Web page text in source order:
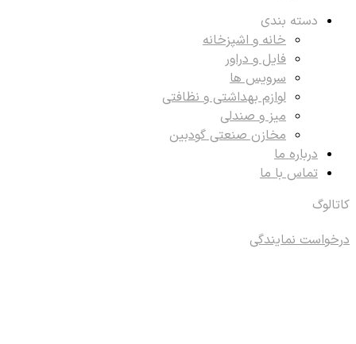
دسته بندی
خانه و اشپزخانه
فایل و دراور
سرویس ها
لوازم بهداشتی و نظافتی
میز و صندلی
مخازن صنعتی گودبین
درباره ما
تماس با ما
کاتالوگ
درخواست نمایندگی